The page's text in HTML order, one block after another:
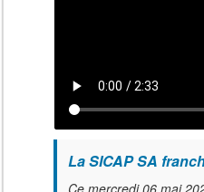
La SICAP SA
Ce mercredi 06 mai